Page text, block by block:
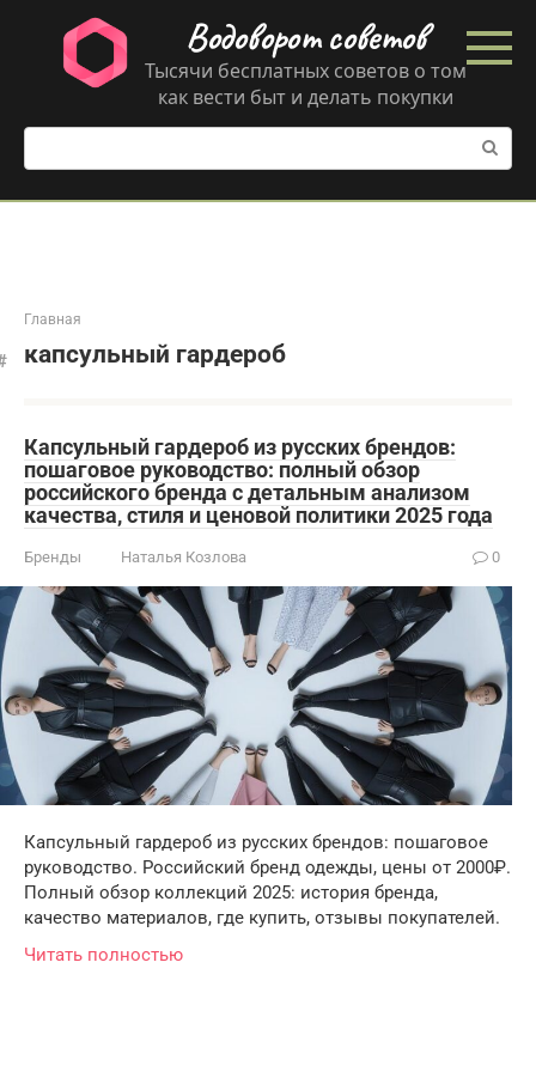
контенту
Водоворот советов
Тысячи бесплатных советов о том
как вести быт и делать покупки
Поиск:
Главная
капсульный гардероб
Капсульный гардероб из русских брендов:
пошаговое руководство: полный обзор
российского бренда с детальным анализом
качества, стиля и ценовой политики 2025 года
Бренды Наталья Козлова 0
Капсульный гардероб из русских брендов: пошаговое
руководство. Российский бренд одежды, цены от 2000₽.
Полный обзор коллекций 2025: история бренда,
качество материалов, где купить, отзывы покупателей.
Читать полностью